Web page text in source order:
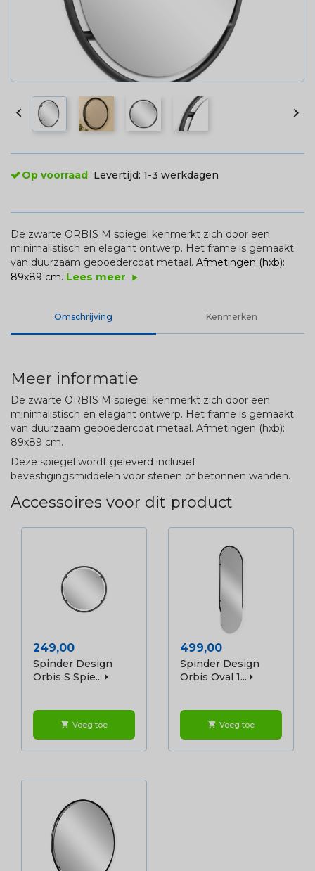
 
Op voorraad Levertijd: 1-3 werkdagen
De zwarte ORBIS M spiegel kenmerkt zich door een
minimalistisch en elegant ontwerp. Het frame is gemaakt
van duurzaam gepoedercoat metaal. Afmetingen (hxb):
89x89 cm. Lees meer play_arrow
Omschrijving Kenmerken
Meer informatie
De zwarte ORBIS M spiegel kenmerkt zich door een
minimalistisch en elegant ontwerp. Het frame is gemaakt
van duurzaam gepoedercoat metaal. Afmetingen (hxb):
89x89 cm.
Deze spiegel wordt geleverd inclusief
bevestigingsmiddelen voor stenen of betonnen wanden.
Accessoires voor dit product
Prijs
249,00
Spinder Design
Orbis S Spie...
shopping_cart Voeg toe
Prijs
499,00
Spinder Design
Orbis Oval 1...
shopping_cart Voeg toe